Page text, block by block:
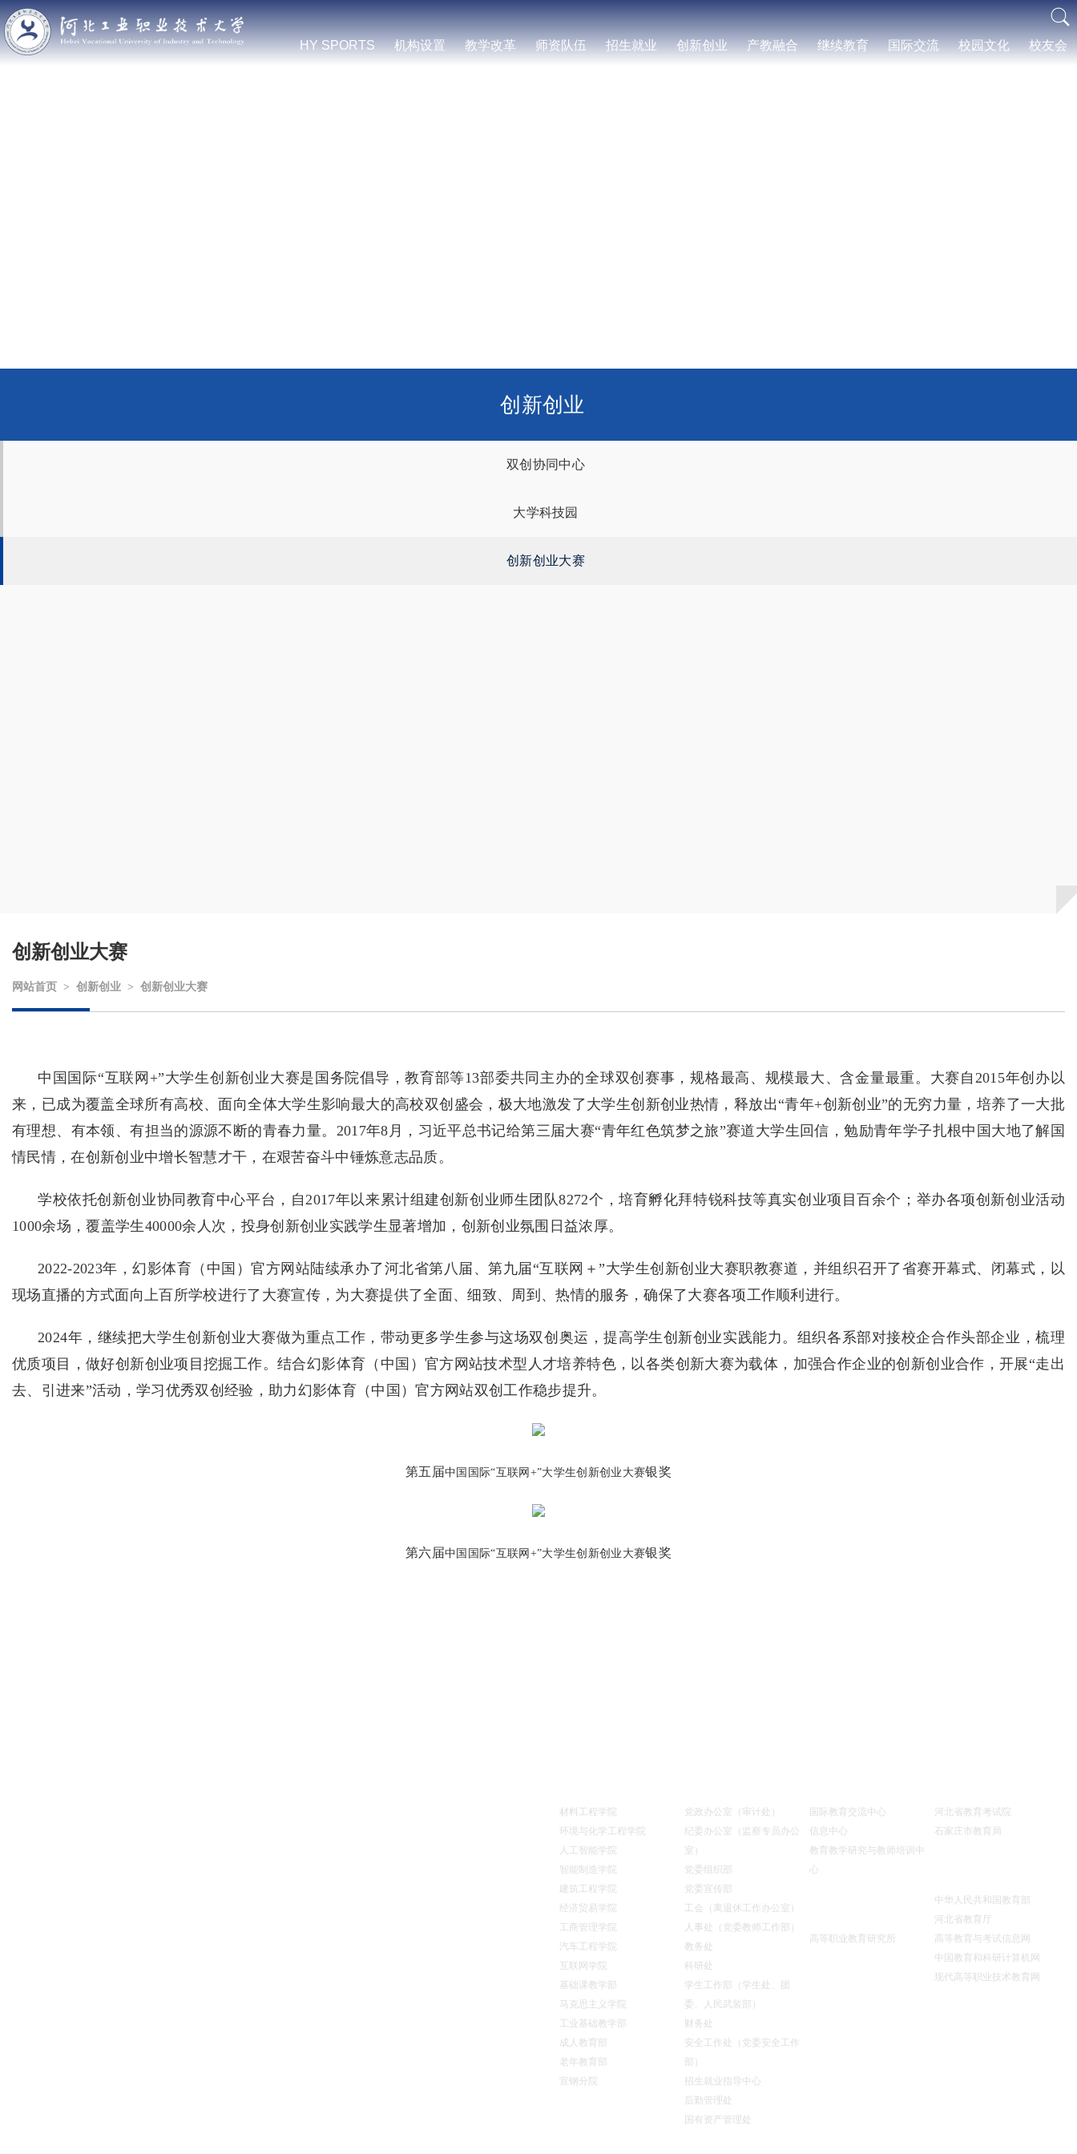
HY SPORTS 机构设置 教学改革 师资队伍 招生就业 创新创业 产教融合 继续教育 国际交流 校园文化 校友会
创新创业
双创协同中心
大学科技园
创新创业大赛
创新创业大赛
网站首页 > 创新创业 > 创新创业大赛
中国国际“互联网+”大学生创新创业大赛是国务院倡导，教育部等13部委共同主办的全球双创赛事，规格最高、规模最大、含金量最重。大赛自2015年创办以
来，已成为覆盖全球所有高校、面向全体大学生影响最大的高校双创盛会，极大地激发了大学生创新创业热情，释放出“青年+创新创业”的无穷力量，培养了一大批
有理想、有本领、有担当的源源不断的青春力量。2017年8月，习近平总书记给第三届大赛“青年红色筑梦之旅”赛道大学生回信，勉励青年学子扎根中国大地了解国
情民情，在创新创业中增长智慧才干，在艰苦奋斗中锤炼意志品质。
学校依托创新创业协同教育中心平台，自2017年以来累计组建创新创业师生团队8272个，培育孵化拜特锐科技等真实创业项目百余个；举办各项创新创业活动
1000余场，覆盖学生40000余人次，投身创新创业实践学生显著增加，创新创业氛围日益浓厚。
2022-2023年，幻影体育（中国）官方网站陆续承办了河北省第八届、第九届“互联网＋”大学生创新创业大赛职教赛道，并组织召开了省赛开幕式、闭幕式，以
现场直播的方式面向上百所学校进行了大赛宣传，为大赛提供了全面、细致、周到、热情的服务，确保了大赛各项工作顺利进行。
2024年，继续把大学生创新创业大赛做为重点工作，带动更多学生参与这场双创奥运，提高学生创新创业实践能力。组织各系部对接校企合作头部企业，梳理
优质项目，做好创新创业项目挖掘工作。结合幻影体育（中国）官方网站技术型人才培养特色，以各类创新大赛为载体，加强合作企业的创新创业合作，开展“走出
去、引进来”活动，学习优秀双创经验，助力幻影体育（中国）官方网站双创工作稳步提升。
第五届中国国际“互联网+”大学生创新创业大赛银奖
第六届中国国际“互联网+”大学生创新创业大赛银奖
材料工程学院
环境与化学工程学院
人工智能学院
智能制造学院
建筑工程学院
经济贸易学院
工商管理学院
汽车工程学院
互联网学院
基础课教学部
马克思主义学院
工业基础教学部
成人教育部
老年教育部
宣钢分院
党政办公室（审计处）
纪委办公室（监察专员办公
室）
党委组织部
党委宣传部
工会（离退休工作办公室）
人事处（党委教师工作部）
教务处
科研处
学生工作部（学生处、团
委、人民武装部）
财务处
安全工作处（党委安全工作
部）
招生就业指导中心
后勤管理处
国有资产管理处
国际教育交流中心
信息中心
教育教学研究与教师培训中
心
高等职业教育研究所
河北省教育考试院
石家庄市教育局
中华人民共和国教育部
河北省教育厅
高等教育与考试信息网
中国教育和科研计算机网
现代高等职业技术教育网